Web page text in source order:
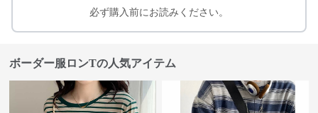
必ず購入前にお読みください。
ボーダー服ロンTの人気アイテム